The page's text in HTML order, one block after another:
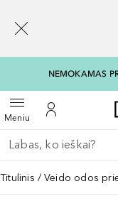
NEMOKAMAS
MeniuAtidaryti meniu
Į mano
Grįžk atgal
Vykdykite paiešką
Titulinis Veido odos